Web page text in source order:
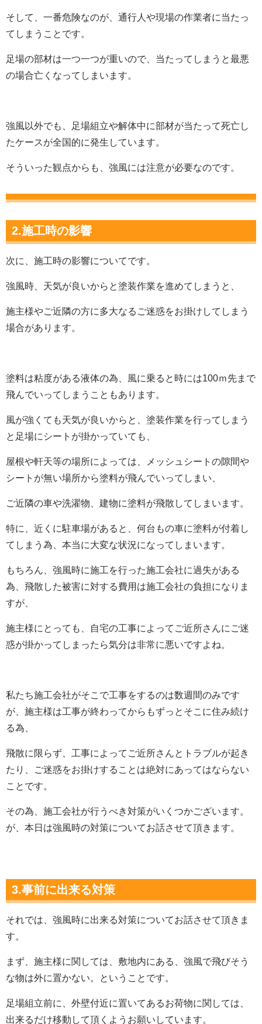
そして、一番危険なのが、通行人や現場の作業者に当たっ
てしまうことです。
足場の部材は一つ一つが重いので、当たってしまうと最悪
の場合亡くなってしまいます。
強風以外でも、足場組立や解体中に部材が当たって死亡し
たケースが全国的に発生しています。
そういった観点からも、強風には注意が必要なのです。
2.施工時の影響
次に、施工時の影響についてです。
強風時、天気が良いからと塗装作業を進めてしまうと、
施主様やご近隣の方に多大なるご迷惑をお掛けしてしまう
場合があります。
塗料は粘度がある液体の為、風に乗ると時には100ｍ先まで
飛んでいってしまうこともあります。
風が強くても天気が良いからと、塗装作業を行ってしまう
と足場にシートが掛かっていても、
屋根や軒天等の場所によっては、メッシュシートの隙間や
シートが無い場所から塗料が飛んでいってしまい、
ご近隣の車や洗濯物、建物に塗料が飛散してしまいます。
特に、近くに駐車場があると、何台もの車に塗料が付着し
てしまう為、本当に大変な状況になってしまいます。
もちろん、強風時に施工を行った施工会社に過失がある
為、飛散した被害に対する費用は施工会社の負担になりま
すが、
施主様にとっても、自宅の工事によってご近所さんにご迷
惑が掛かってしまったら気分は非常に悪いですよね。
私たち施工会社がそこで工事をするのは数週間のみです
が、施主様は工事が終わってからもずっとそこに住み続け
る為、
飛散に限らず、工事によってご近所さんとトラブルが起き
たり、ご迷惑をお掛けすることは絶対にあってはならない
ことです。
その為、施工会社が行うべき対策がいくつかございます。
が、本日は強風時の対策についてお話させて頂きます。
3.事前に出来る対策
それでは、強風時に出来る対策についてお話させて頂きま
す。
まず、施主様に関しては、敷地内にある、強風で飛びそう
な物は外に置かない。ということです。
足場組立前に、外壁付近に置いてあるお荷物に関しては、
出来るだけ移動して頂くようお願いしています。